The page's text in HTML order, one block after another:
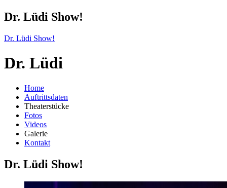
Dr. Lüdi Show!
Dr. Lüdi Show!
Dr. Lüdi
Home
Auftrittsdaten
Theaterstücke
Fotos
Videos
Galerie
Kontakt
Dr. Lüdi Show!